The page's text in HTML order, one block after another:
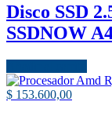
Disco SSD
SSDNOW
$ 153.600,00